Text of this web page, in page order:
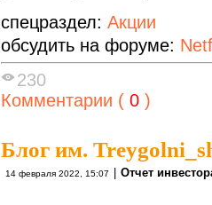
спецраздел: Акции
обсудить на форуме:
230
Комментарии ( 0 )
Блог им.
14 февраля 2022, 15:07 | Отчет